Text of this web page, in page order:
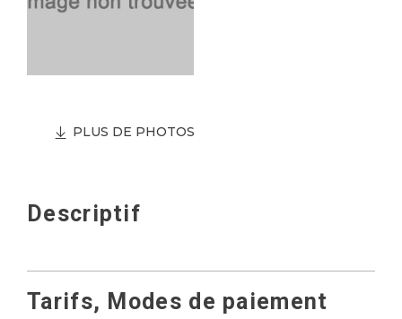
PLUS DE PHOTOS
Descriptif
Tarifs, Modes de paiement